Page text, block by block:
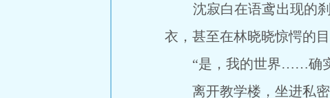
沈寂白在语鸢出现的刹
衣，甚至在林晓晓惊愕的
“是，我的世界……确实
离开教学楼，坐进私密